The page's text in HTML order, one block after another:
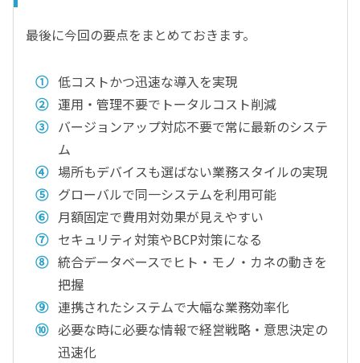
最後に今回の要点をまとめておきます。
低コストかつ迅速な導入を実現
運用・管理不要でトータルコスト削減
バージョンアップ対応不要で常に最新のシステ
ム
場所もデバイスも選ばない業務スタイルの実現
グローバルで同一システムを利用可能
月額固定で費用対効果が見えやすい
セキュリティ対策やBCP対策になる
統合データベースでヒト・モノ・カネの動きを
把握
連携されたシステムで大幅な業務効率化
必要な時に必要な情報で経営戦略・意思決定の
迅速化